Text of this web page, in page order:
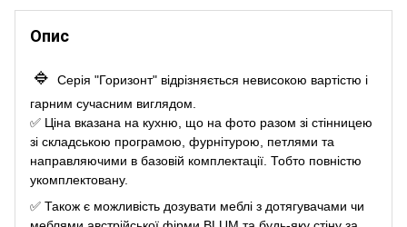
Опис
🔹
Серія "Горизонт" відрізняється невисокою вартістю і
гарним сучасним виглядом.
✅ Ціна вказана на кухню, що на фото разом зі стінницею
зі складською програмою, фурнітурою, петлями та
направляючими в базовій комплектації. Тобто повністю
укомплектовану.
✅ Також є можливість дозувати меблі з дотягувачами чи